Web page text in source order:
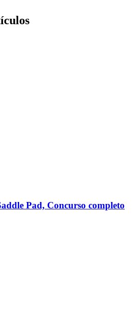
Pad, Concurso completo